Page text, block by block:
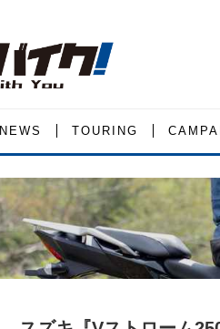
NEWS TOURING